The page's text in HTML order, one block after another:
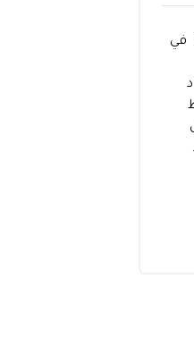
‎بيروت في ١٦ اذار ٢٠٢٦ ‎ في